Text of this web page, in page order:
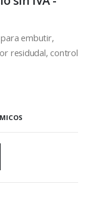
embutir,
residudal, control